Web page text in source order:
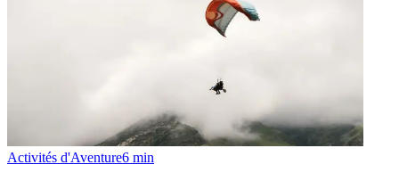
Activités d'Aventure6 min